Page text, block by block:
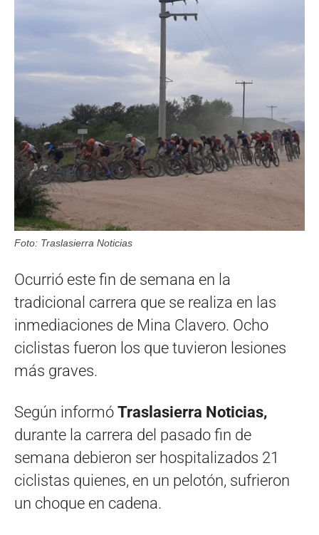
Foto: Traslasierra Noticias
Ocurrió este fin de semana en la
tradicional carrera que se realiza en las
inmediaciones de Mina Clavero. Ocho
ciclistas fueron los que tuvieron lesiones
más graves.
Según informó Traslasierra Noticias,
durante la carrera del pasado fin de
semana debieron ser hospitalizados 21
ciclistas quienes, en un pelotón, sufrieron
un choque en cadena.